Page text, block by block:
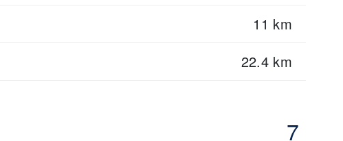
11 km
22.4 km
7